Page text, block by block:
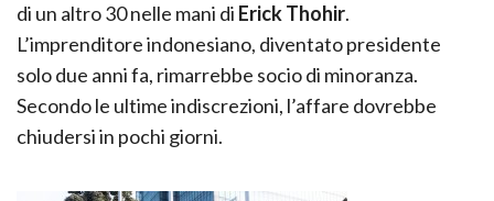
di un altro 30 nelle mani di Erick Thohir.
L’imprenditore indonesiano, diventato presidente
solo due anni fa, rimarrebbe socio di minoranza.
Secondo le ultime indiscrezioni, l’affare dovrebbe
chiudersi in pochi giorni.